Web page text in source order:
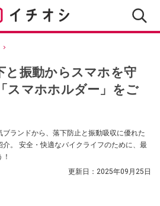
と振動からスマホを守
スマホホルダー」をご
ランドから、落下防止と振動吸収に優れた
。 安全・快適なバイクライフのために、最
更新日： 2025年09月25日